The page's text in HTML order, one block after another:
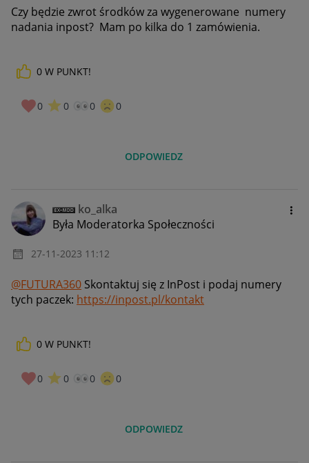
Czy będzie zwrot środków za wygenerowane numery
nadania inpost? Mam po kilka do 1 zamówienia.
0 W PUNKT!
0 0 0 0
ODPOWIEDZ
ko_alka
Była Moderatorka Społeczności
‎27-11-2023 11:12
@FUTURA360 Skontaktuj się z InPost i podaj numery
tych paczek: https://inpost.pl/kontakt
0 W PUNKT!
0 0 0 0
ODPOWIEDZ